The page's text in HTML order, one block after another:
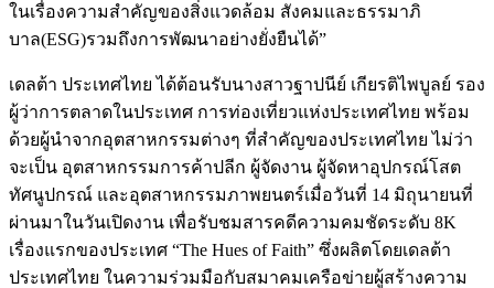
ในเรื่องความสำคัญของสิ่งแวดล้อม สังคมและธรรมาภิ
บาล(ESG)รวมถึงการพัฒนาอย่างยั่งยืนได้”
เดลต้า ประเทศไทย ได้ต้อนรับนางสาวฐาปนีย์ เกียรติไพบูลย์ รอง
ผู้ว่าการตลาดในประเทศ การท่องเที่ยวแห่งประเทศไทย พร้อม
ด้วยผู้นำจากอุตสาหกรรมต่างๆ ที่สำคัญของประเทศไทย ไม่ว่า
จะเป็น อุตสาหกรรมการค้าปลีก ผู้จัดงาน ผู้จัดหาอุปกรณ์โสต
ทัศนูปกรณ์ และอุตสาหกรรมภาพยนตร์เมื่อวันที่ 14 มิถุนายนที่
ผ่านมาในวันเปิดงาน เพื่อรับชมสารคดีความคมชัดระดับ 8K
เรื่องแรกของประเทศ “The Hues of Faith” ซึ่งผลิตโดยเดลต้า
ประเทศไทย ในความร่วมมือกับสมาคมเครือข่ายผู้สร้างความ